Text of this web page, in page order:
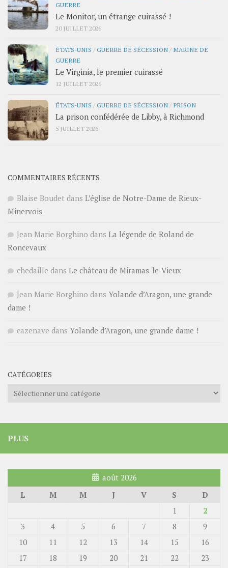
GUERRE
Le Monitor, un étrange cuirassé !
20 JUILLET 2026
ÉTATS-UNIS /GUERRE DE SÉCESSION / MARINE DE
GUERRE
Le Virginia, le premier cuirassé
12 JUILLET 2026
ÉTATS-UNIS /GUERRE DE SÉCESSION / PRISON
La prison confédérée de Libby, à Richmond
5 JUILLET 2026
COMMENTAIRES RÉCENTS
Blaise Boudet dans L’église de Notre-Dame de Rieux-
Minervois
Jean Marie Borghino dans La légende de Roland de
Roncevaux
chedaille dans Le château de Miramas-le-Vieux
Jean Marie Borghino dans Yolande d’Aragon, une grande
dame !
cazenave dans Yolande d’Aragon, une grande dame !
CATÉGORIES
Catégories
PLUS
août 2026
L
M M J V S
D
1
2
3
4 5 6 7 8
9
10
11 12 13 14 15
16
17
18 19 20 21 22
23